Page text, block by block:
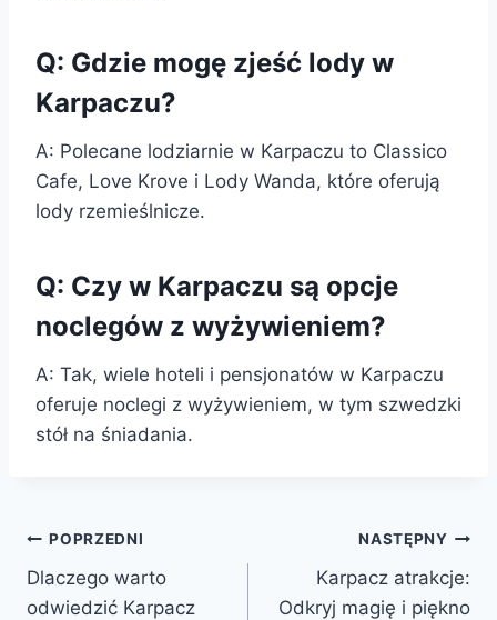
Q: Gdzie mogę zjeść lody w
Karpaczu?
A: Polecane lodziarnie w Karpaczu to Classico
Cafe, Love Krove i Lody Wanda, które oferują
lody rzemieślnicze.
Q: Czy w Karpaczu są opcje
noclegów z wyżywieniem?
A: Tak, wiele hoteli i pensjonatów w Karpaczu
oferuje noclegi z wyżywieniem, w tym szwedzki
stół na śniadania.
Nawigacja
wpisu
POPRZEDNI
Dlaczego warto
odwiedzić Karpacz
NASTĘPNY
Karpacz atrakcje:
Odkryj magię i piękno